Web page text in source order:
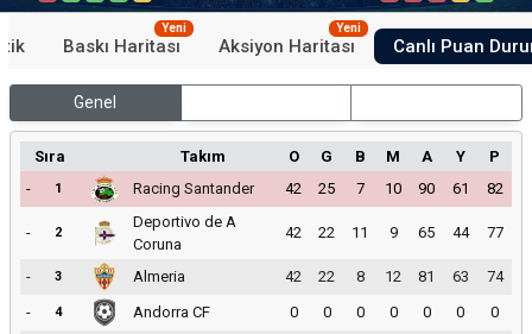
Baskı Haritası
Yeni
Aksiyon Haritası
Yeni
Canlı Puan
Genel
Sıra Takım O G B M A Y
P
-
1 Racing Santander 42 25 7 10 90 61 82
- 2
Deportivo de A
Coruna
42 22 11 9 65 44 77
- 3 Almeria 42 22 8 12 81 63
74
-
4 Andorra CF 0 0 0 0 0 0
0